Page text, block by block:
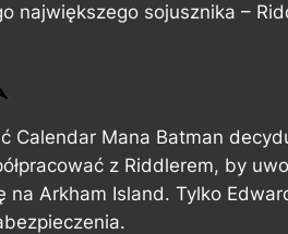
największego sojusznika –
Calendar Mana Batman
z Riddlerem, by
na Arkham Island. Tylko